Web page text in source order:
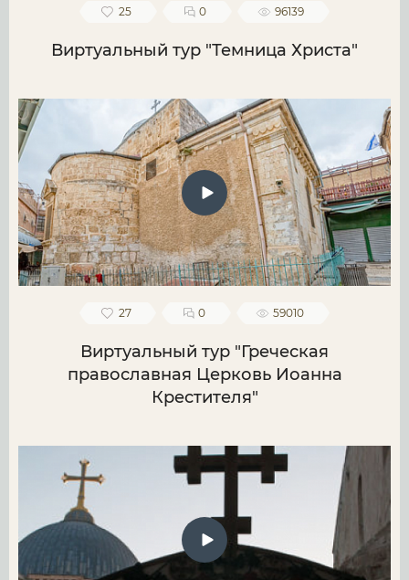
25 0 96139
Виртуальный тур "Темница Христа"
27 0 59010
Виртуальный тур "Греческая
православная Церковь Иоанна
Крестителя"